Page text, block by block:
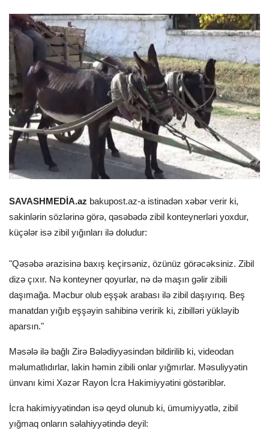
Digər
SAVASHMEDİA.az bakupost.az-a istinadən xəbər verir ki,
sakinlərin sözlərinə görə, qəsəbədə zibil konteynerləri yoxdur,
küçələr isə zibil yığınları ilə doludur:
"Qəsəbə ərazisinə baxış keçirsəniz, özünüz görəcəksiniz. Zibil
dizə çıxır. Nə konteyner qoyurlar, nə də maşın gəlir zibili
daşımağa. Məcbur olub eşşək arabası ilə zibil daşıyırıq. Beş
manatdan yığıb eşşəyin sahibinə veririk ki, zibilləri yükləyib
aparsın."
Məsələ ilə bağlı Zirə Bələdiyyəsindən bildirilib ki, videodan
məlumatlıdırlar, lakin həmin zibili onlar yığmırlar. Məsuliyyətin
ünvanı kimi Xəzər Rayon İcra Hakimiyyətini göstəriblər.
İcra hakimiyyətindən isə qeyd olunub ki, ümumiyyətlə, zibil
yığmaq onların səlahiyyətində deyil: